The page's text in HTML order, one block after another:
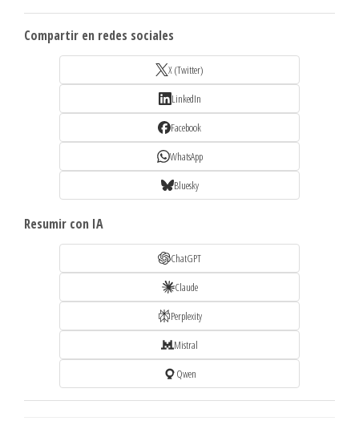
Compartir en redes sociales
X (Twitter)
LinkedIn
Facebook
WhatsApp
Bluesky
Resumir con IA
ChatGPT
Claude
Perplexity
Mistral
Qwen